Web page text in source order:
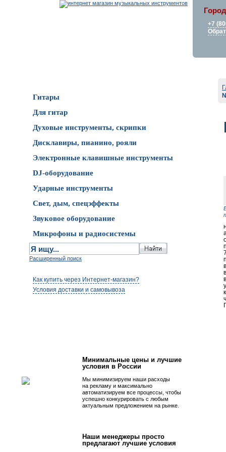
+7
Гитары
Для гитар
Духовые инструменты, скрипки
Дисклавиры, пианино, рояли
Электронные клавишные инструменты
DJ-оборудование
Ударные инструменты
Свет, дым, спецэффекты
Звуковое оборудование
Микрофоны и радиосистемы
Расширенный поиск
Как купить через Интернет-магазин?
Условия доставки и самовывоза
Минимальные цены и лучшие
условия в России
Мы минимизируем наши расходы
на рекламу и максимально
автоматизируем все процессы, чтобы
успешно конкурировать с любым
актуальным предложением на рынке.
Наши менеджеры просто
предлагают лучшие условия